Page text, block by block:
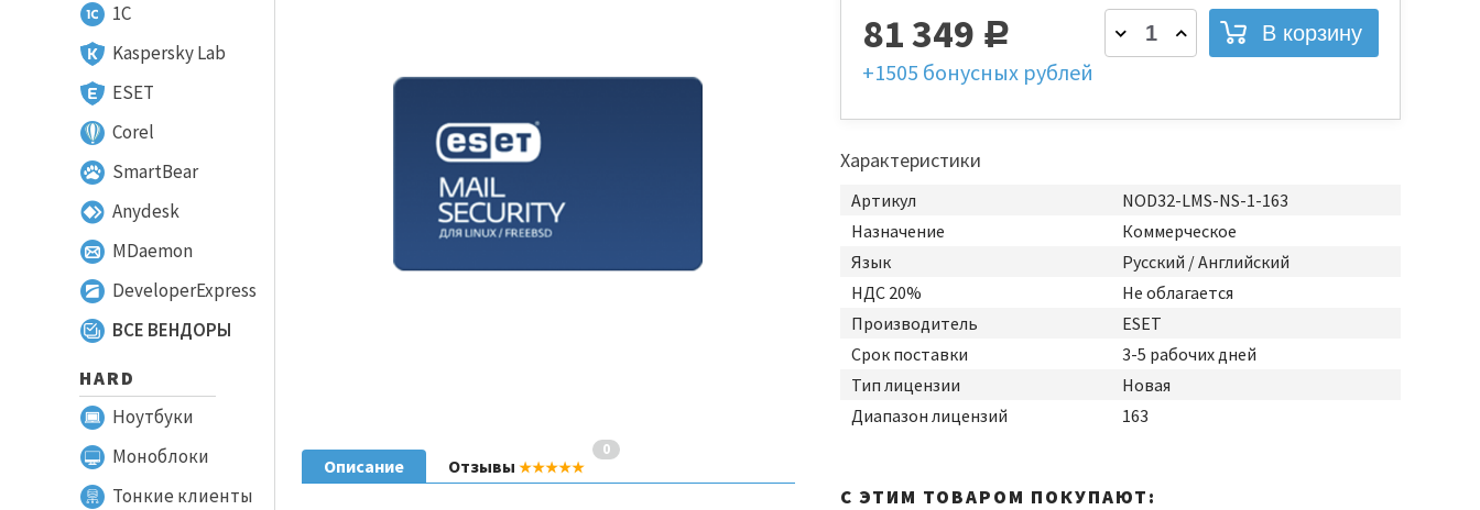
1С
Kaspersky Lab
ESET
Corel
SmartBear
Anydesk
MDaemon
DeveloperExpress
ВСЕ ВЕНДОРЫ
HARD
Ноутбуки
Моноблоки
Тонкие клиенты
81 349 Р
+1505 бонусных рублей
Характеристики
Артикул
NOD32-LMS-NS-1-163
Назначение
Коммерческое
Язык
Русский / Английский
НДС 20%
Не облагается
Производитель
ESET
Срок поставки
3-5 рабочих дней
Тип лицензии
Новая
Диапазон лицензий
163
С ЭТИМ ТОВАРОМ ПОКУПАЮТ:
Описание Отзывы ★★★★★
0